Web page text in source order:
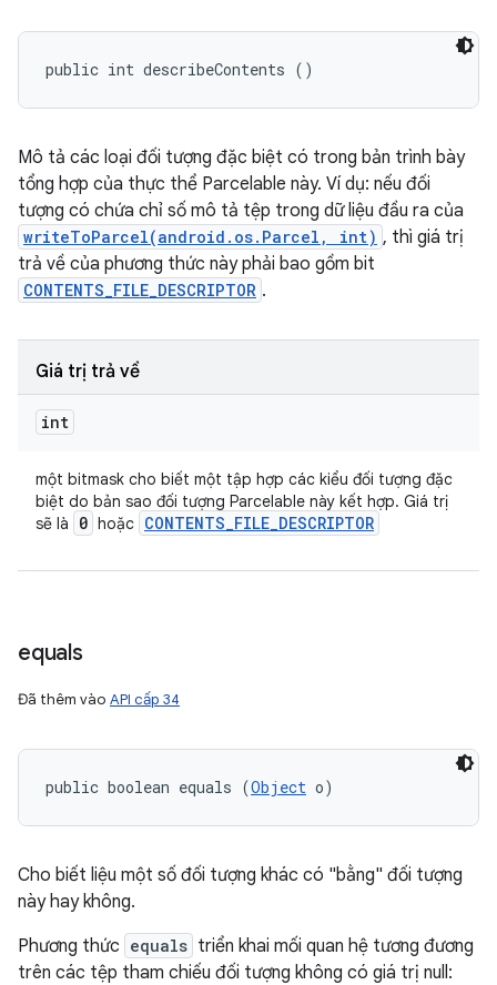
public int describeContents ()
Mô tả các loại đối tượng đặc biệt có trong bản trình bày
tổng hợp của thực thể Parcelable này. Ví dụ: nếu đối
tượng có chứa chỉ số mô tả tệp trong dữ liệu đầu ra của
writeToParcel(android.os.Parcel, int) , thì giá trị
trả về của phương thức này phải bao gồm bit
CONTENTS_FILE_DESCRIPTOR .
Giá trị trả về
int
một bitmask cho biết một tập hợp các kiểu đối tượng đặc
biệt do bản sao đối tượng Parcelable này kết hợp. Giá trị
sẽ là
0 hoặc CONTENTS_FILE_DESCRIPTOR
equals
Đã thêm vào API cấp 34
public boolean equals (Object o)
Cho biết liệu một số đối tượng khác có "bằng" đối tượng
này hay không.
Phương thức equals triển khai mối quan hệ tương đương
trên các tệp tham chiếu đối tượng không có giá trị null: